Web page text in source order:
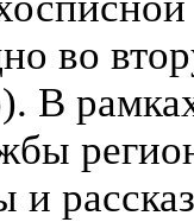
во
В
и